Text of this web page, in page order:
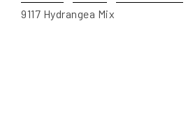
9117 Hydrangea Mix